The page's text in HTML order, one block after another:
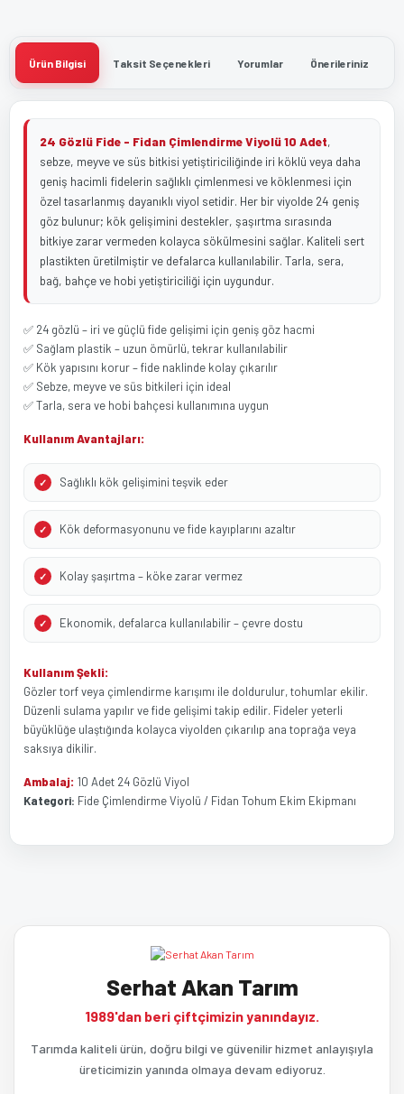
Ürün Bilgisi Taksit Seçenekleri Yorumlar Önerileriniz
24 Gözlü Fide - Fidan Çimlendirme Viyolü 10 Adet,
sebze, meyve ve süs bitkisi yetiştiriciliğinde iri köklü veya daha
geniş hacimli fidelerin sağlıklı çimlenmesi ve köklenmesi için
özel tasarlanmış dayanıklı viyol setidir. Her bir viyolde 24 geniş
göz bulunur; kök gelişimini destekler, şaşırtma sırasında
bitkiye zarar vermeden kolayca sökülmesini sağlar. Kaliteli sert
plastikten üretilmiştir ve defalarca kullanılabilir. Tarla, sera,
bağ, bahçe ve hobi yetiştiriciliği için uygundur.
✅ 24 gözlü – iri ve güçlü fide gelişimi için geniş göz hacmi
✅ Sağlam plastik – uzun ömürlü, tekrar kullanılabilir
✅ Kök yapısını korur – fide naklinde kolay çıkarılır
✅ Sebze, meyve ve süs bitkileri için ideal
✅ Tarla, sera ve hobi bahçesi kullanımına uygun
Kullanım Avantajları:
Sağlıklı kök gelişimini teşvik eder
Kök deformasyonunu ve fide kayıplarını azaltır
Kolay şaşırtma – köke zarar vermez
Ekonomik, defalarca kullanılabilir – çevre dostu
Kullanım Şekli:
Gözler torf veya çimlendirme karışımı ile doldurulur, tohumlar ekilir.
Düzenli sulama yapılır ve fide gelişimi takip edilir. Fideler yeterli
büyüklüğe ulaştığında kolayca viyolden çıkarılıp ana toprağa veya
saksıya dikilir.
Ambalaj: 10 Adet 24 Gözlü Viyol
Kategori: Fide Çimlendirme Viyolü / Fidan Tohum Ekim Ekipmanı
Yorum Yaz
Görüş ve önerileriniz için teşekkür ederiz.
Ürün resmi kalitesiz, bozuk veya görüntülenemiyor.
Ürün açıklamasında eksik bilgiler bulunuyor.
Serhat Akan Tarım
1989'dan beri çiftçimizin yanındayız.
Tarımda kaliteli ürün, doğru bilgi ve güvenilir hizmet anlayışıyla
üreticimizin yanında olmaya devam ediyoruz.